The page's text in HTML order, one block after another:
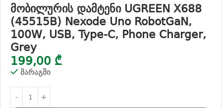
მობილურის დამტენი UGREEN X688
(45515B) Nexode Uno RobotGaN,
100W, USB, Type-C, Phone Charger,
Grey
199,00 ₾
მარაგში